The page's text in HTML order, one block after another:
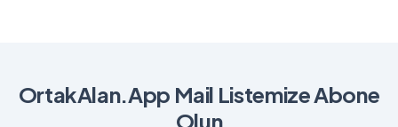
OrtakAlan.App Mail Listemize Abone
Olun